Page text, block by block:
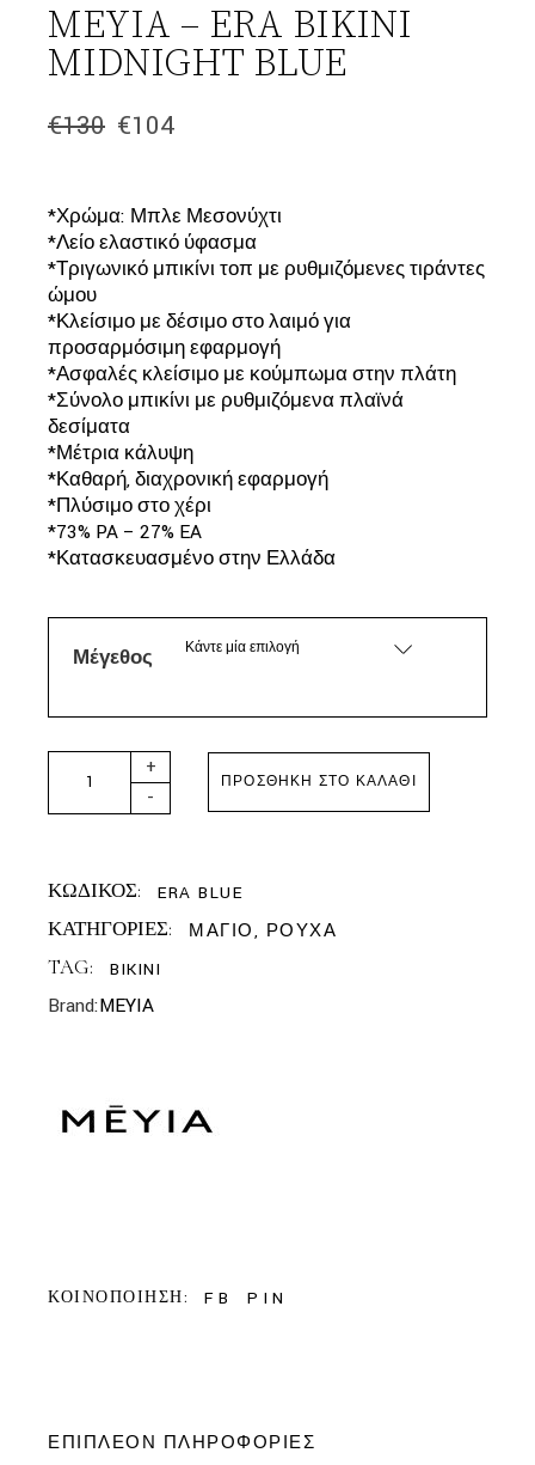
ΜΕΥΙΑ – ERA BIKINI
MIDNIGHT BLUE
€130
Original
€130.
€104
Η
είναι:
€104.
*Χρώμα: Μπλε Μεσονύχτι
*Λείο ελαστικό ύφασμα
*Τριγωνικό μπικίνι τοπ με ρυθμιζόμενες τιράντες
ώμου
*Κλείσιμο με δέσιμο στο λαιμό για
προσαρμόσιμη εφαρμογή
*Ασφαλές κλείσιμο με κούμπωμα στην πλάτη
*Σύνολο μπικίνι με ρυθμιζόμενα πλαϊνά
δεσίματα
*Μέτρια κάλυψη
*Καθαρή, διαχρονική εφαρμογή
*Πλύσιμο στο χέρι
*73% PA – 27% EA
*Κατασκευασμένο στην Ελλάδα
Μέγεθος Κάντε μία επιλογή
ΜΕΥΙΑ - ERA BIKINI MIDNIGHT BLUE quantity
-
+
ΠΡΟΣΘΉΚΗ ΣΤΟ ΚΑΛΆΘΙ
ΚΩΔΙΚΟΣ: ERA BLUE
ΚΑΤΗΓΟΡΙΕΣ: ΜΑΓΙΟ, ΡΟΥΧΑ
TAG: BIKINI
Brand:MEYIA
ΚΟΙΝΟΠΟΙΗΣΗ: FB PIN
ΕΠΙΠΛΈΟΝ ΠΛΗΡΟΦΟΡΊΕΣ